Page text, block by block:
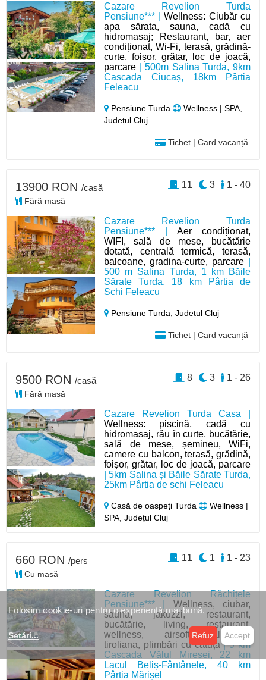
Cazare Revelion Turda
Pensiune*** |Wellness: Ciubăr cu
apa sărata, sauna, cadă cu
hidromasaj; Restaurant, bar, aer
condiționat, Wi-Fi, terasă, grădină-
curte, foișor, grătar, loc de joacă,
parcare | 500m Salina Turda, 9km
Cascada Ciucaș, 18km Pârtia
Feleacu
Pensiune Turda
Wellness | SPA,
Județul Cluj
Tichet | Card vacanță
Cazare Revelion Turda
Pensiune*** |Aer condiționat,
WIFI, sală de mese, bucătărie
dotată, centrală termică, terasă,
balcoane, gradina-curte, parcare
500 m Salina Turda, 1 km Băile
Sărate Turda, 18 km Pârtia de
Schi Feleacu
Pensiune Turda,Județul Cluj
Tichet | Card vacanță
13900 RON /casă
Fără masă
1 - 40
3
11
Cazare Revelion Turda Casa |
Wellness: piscină, cadă cu
hidromasaj, râu în curte, bucătărie,
sală de mese, șemineu, WiFi,
camere cu balcon, terasă, grădină,
foișor, grătar, loc de joacă, parcare
| 5km Salina și Băile Sărate Turda,
25km Pârtia de schi Feleacu
Casă de oaspeți Turda
Wellness |
SPA, Județul Cluj
9500 RON /casă
Fără masă
1 - 26
3
8
Cazare Revelion Răchițele
Pensiune*** | Wellness, ciubar,
sauna, jakuzzi, restaurant,
bucătărie, living, restaurant,
wellness, airsoft, alpinism,
tiroliana, plimbări cu cătuța| 9 km
Cascada Vălul Miresei, 22 km
Lacul Beliș-Fântânele, 40 km
Pârtia Mărișel
660 RON /pers
Cu masă
1 - 23
1
11
Folosim cookie-uri pentru o experiență mai bună.
Setări... Refuz Accept